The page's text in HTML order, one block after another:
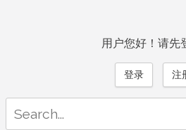
用户您好！请先
登录 注
for: